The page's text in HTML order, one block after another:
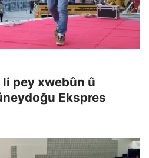
li pey xwebûn û
Ekspres